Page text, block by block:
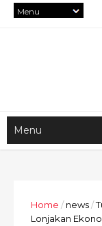
Home / news/
Lonjakan